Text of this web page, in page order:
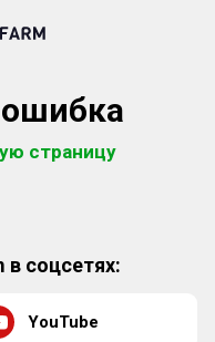
страницу
в соцсетях:
YouTube